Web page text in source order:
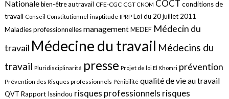
Nationale bien-être au travail CFE-CGC CGT CNOM COCT conditions de
travail Conseil Constitutionnel inaptitude IPRP Loi du 20 juillet 2011
Maladies professionnellesmanagement MEDEF Médecin du
travail Médecine du travail Médecins du
travail Pluridisciplinarité presse Projet de loi El Khomri prévention
Prévention des Risques professionnels Pénibilité qualité de vie au travail
QVT Rapport Issindou risques professionnels risques